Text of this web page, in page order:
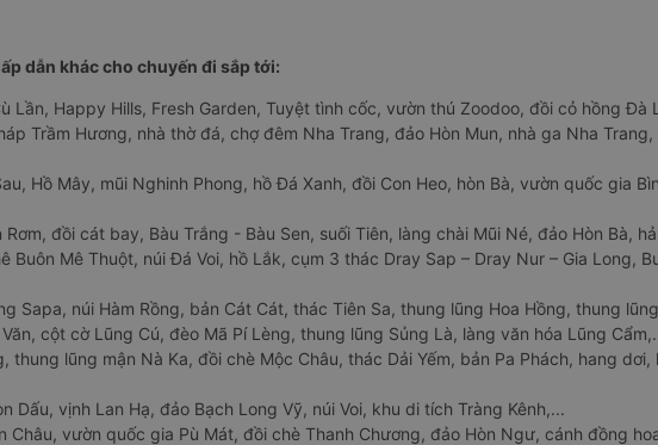
dẫn khác cho chuyến đi sắp tới:
Lần, Happy Hills, Fresh Garden, Tuyệt tình cốc, vườn thú Zoodoo, đồi cỏ hồng Đà
Trầm Hương, nhà thờ đá, chợ đêm Nha Trang, đảo Hòn Mun, nhà ga Nha
Hồ Mây, mũi Nghinh Phong, hồ Đá Xanh, đồi Con Heo, hòn Bà, vườn quốc gia
đồi cát bay, Bàu Trắng - Bàu Sen, suối Tiên, làng chài Mũi Né, đảo Hòn Bà,
Buôn Mê Thuột, núi Đá Voi, hồ Lắk, cụm 3 thác Dray Sap – Dray Nur – Gia Long,
Sapa, núi Hàm Rồng, bản Cát Cát, thác Tiên Sa, thung lũng Hoa Hồng, thung
cột cờ Lũng Cú, đèo Mã Pí Lèng, thung lũng Sủng Là, làng văn hóa Lũng
thung lũng mận Nà Ka, đồi chè Mộc Châu, thác Dải Yếm, bản Pa Phách, hang
Dấu, vịnh Lan Hạ, đảo Bạch Long Vỹ, núi Voi, khu di tích Tràng Kênh,...
Châu, vườn quốc gia Pù Mát, đồi chè Thanh Chương, đảo Hòn Ngư, cánh đồng